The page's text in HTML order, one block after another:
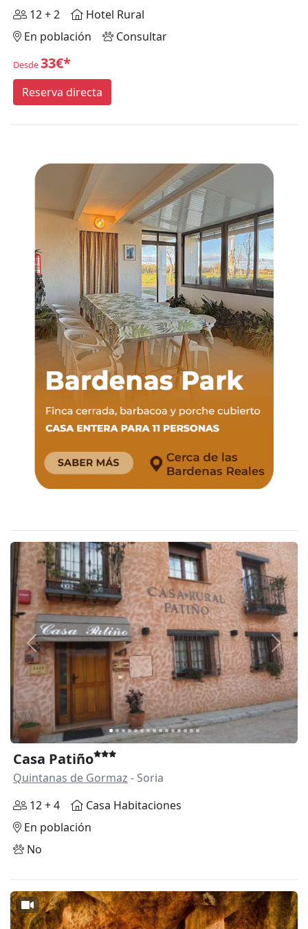
12 + 2
Hotel Rural
En población
Consultar
Desde33€*
Reserva directa
Anterior
Casa Patiño
Quintanas de Gormaz - Soria
12 + 4
Casa Habitaciones
En población
No